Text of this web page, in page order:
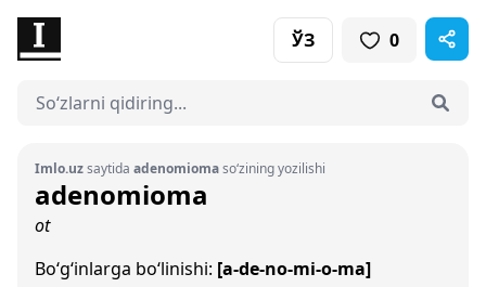
ЎЗ 0
Imlo.uzsaytida adenomiomaso‘zining yozilishi
adenomioma
ot
Bo‘g‘inlarga bo‘linishi: [a-de-no-mi-o-ma]